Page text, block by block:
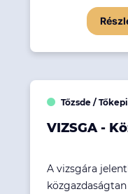
Tőzsde /
VIZSGA -
A vizsgára